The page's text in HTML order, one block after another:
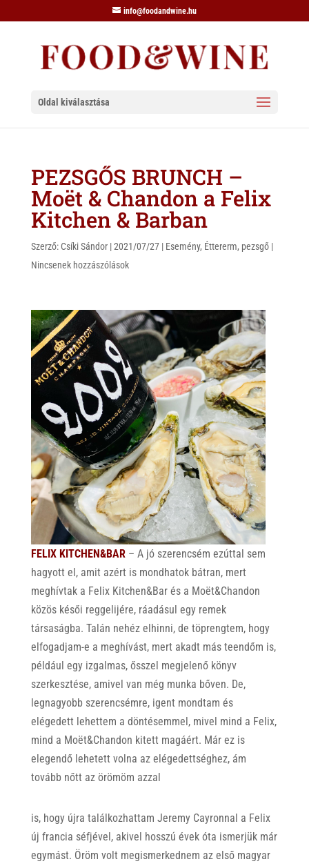
info@foodandwine.hu
Oldal kiválasztása
PEZSGŐS BRUNCH –
Moët & Chandon a Felix
Kitchen & Barban
Szerző: Csíki Sándor|2021/07/27| Esemény, Éttererm, pezsgő|
Nincsenek hozzászólások
FELIX KITCHEN&BAR– A jó szerencsém ezúttal sem
hagyott el, amit azért is mondhatok bátran, mert
meghívtak a Felix Kitchen&Bar és a Moët&Chandon
közös késői reggelijére, ráadásul egy remek
társaságba. Talán nehéz elhinni, de töprengtem, hogy
elfogadjam-e a meghívást, mert akadt más teendőm is,
például egy izgalmas, ősszel megjelenő könyv
szerkesztése, amivel van még munka bőven. De,
legnagyobb szerencsémre, igent mondtam és
elégedett lehettem a döntésemmel, mivel mind a Felix,
mind a Moët&Chandon kitett magáért. Már ez is
elegendő lehetett volna az elégedettséghez, ám
tovább nőtt az örömöm azzal
is, hogy újra találkozhattam Jeremy Cayronnal a Felix
új francia séfjével, akivel hosszú évek óta ismerjük már
egymást. Öröm volt megismerkednem az első magyar